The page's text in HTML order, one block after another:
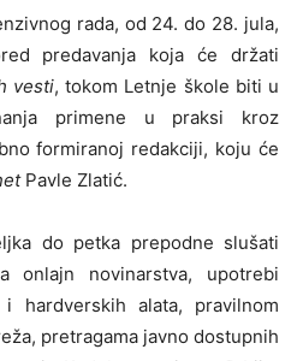
rada, od 24. do 28. jula,
predavanja koja će držati
vesti, tokom Letnje škole biti u
primene u praksi kroz
formiranoj redakciji, koju će
Pavle Zlatić.
do petka prepodne slušati
onlajn novinarstva, upotrebi
hardverskih alata, pravilnom
pretragama javno dostupnih